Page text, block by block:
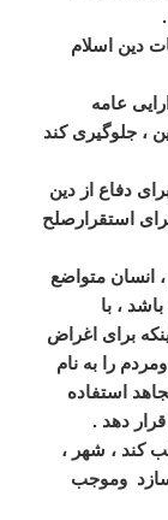
دین اسلام
عامه
جلوگیری کند
دفاع از دین
استقرارصلح
انسان متواضع
، با
برای اغراض
را به نام
استفاده
دهد .
کند ، شهر ،
وموجب